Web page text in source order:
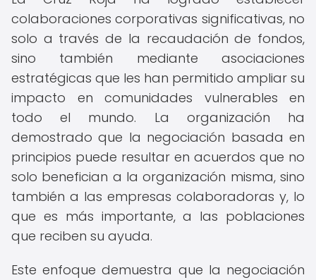
colaboraciones corporativas significativas, no
solo a través de la recaudación de fondos,
sino también mediante asociaciones
estratégicas que les han permitido ampliar su
impacto en comunidades vulnerables en
todo el mundo. La organización ha
demostrado que la negociación basada en
principios puede resultar en acuerdos que no
solo benefician a la organización misma, sino
también a las empresas colaboradoras y, lo
que es más importante, a las poblaciones
que reciben su ayuda.
Este enfoque demuestra que la negociación